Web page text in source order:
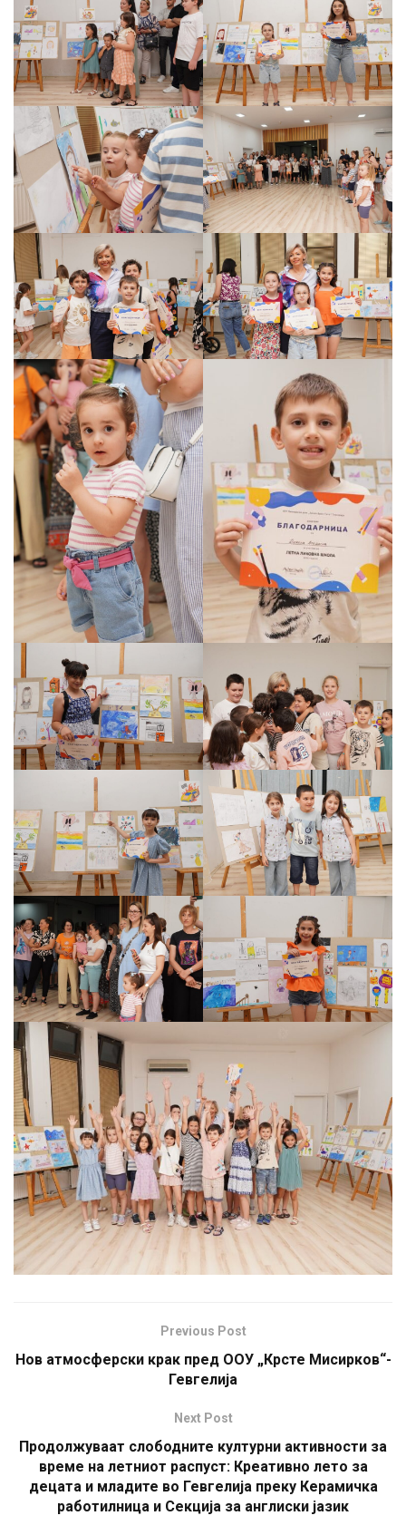
Previous Post
Нов атмосферски крак пред ООУ „Крсте Мисирков“-
Гевгелија
Next Post
Продолжуваат слободните културни активности за
време на летниот распуст: Креативно лето за
децата и младите во Гевгелија преку Керамичка
работилница и Секција за англиски јазик